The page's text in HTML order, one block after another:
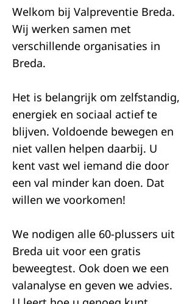
Welkom bij Valpreventie Breda.
Wij werken samen met
verschillende organisaties in
Breda.
Het is belangrijk om zelfstandig,
energiek en sociaal actief te
blijven. Voldoende bewegen en
niet vallen helpen daarbij. U
kent vast wel iemand die door
een val minder kan doen. Dat
willen we voorkomen!
We nodigen alle 60-plussers uit
Breda uit voor een gratis
beweegtest. Ook doen we een
valanalyse en geven we advies.